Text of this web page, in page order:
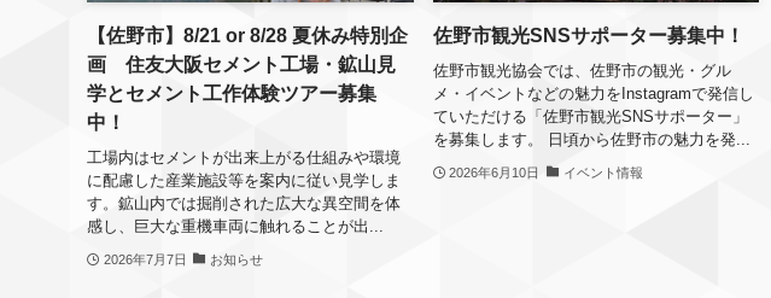
【佐野市】8/21 or 8/28 夏休み特別企
画 住友大阪セメント工場・鉱山見
学とセメント工作体験ツアー募集
中！
工場内はセメントが出来上がる仕組みや環境
に配慮した産業施設等を案内に従い見学しま
す。鉱山内では掘削された広大な異空間を体
感し、巨大な重機車両に触れることが出...
2026年7月7日 お知らせ
佐野市観光SNSサポーター募集中！
佐野市観光協会では、佐野市の観光・グル
メ・イベントなどの魅力をInstagramで発信し
ていただける「佐野市観光SNSサポーター」
を募集します。 日頃から佐野市の魅力を発...
2026年6月10日 イベント情報